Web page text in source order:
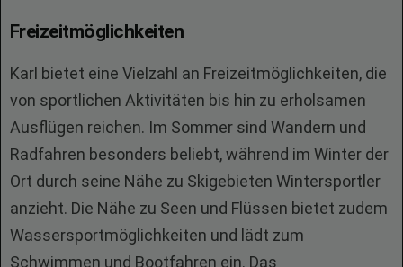
Freizeitmöglichkeiten
Karl bietet eine Vielzahl an Freizeitmöglichkeiten, die
von sportlichen Aktivitäten bis hin zu erholsamen
Ausflügen reichen. Im Sommer sind Wandern und
Radfahren besonders beliebt, während im Winter der
Ort durch seine Nähe zu Skigebieten Wintersportler
anzieht. Die Nähe zu Seen und Flüssen bietet zudem
Wassersportmöglichkeiten und lädt zum
Schwimmen und Bootfahren ein. Das